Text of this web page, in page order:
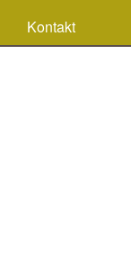
Kontakt